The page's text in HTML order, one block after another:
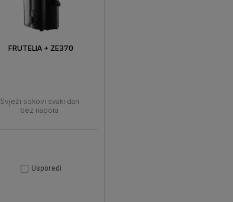
FRUTELIA + ZE370
Svježi sokovi svaki dan
bez napora
Usporedi